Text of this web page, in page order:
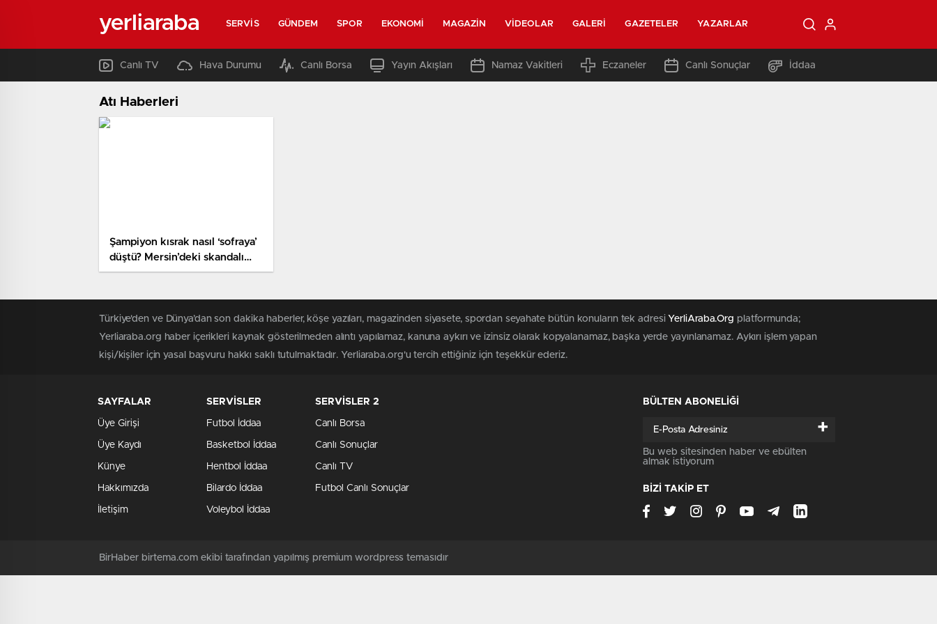
yerliaraba SERVIS GÜNDEM SPOR EKONOMI MAGAZIN VIDEOLAR GALERI GAZETELER YAZARLAR
Canlı TV Hava Durumu Canlı Borsa Yayın Akışları Namaz Vakitleri Eczaneler Canlı Sonuçlar İddaa
Atı Haberleri
Şampiyon kısrak nasıl ‘sofraya’
düştü? Mersin’deki skandalı
atın sahibi anlattı: ‘Hayır
Türkiye'den ve Dünya’dan son dakika haberler, köşe yazıları, magazinden siyasete, spordan seyahate bütün konuların tek adresi YerliAraba.Org platformunda;
Yerliaraba.org haber içerikleri kaynak gösterilmeden alıntı yapılamaz, kanuna aykırı ve izinsiz olarak kopyalanamaz, başka yerde yayınlanamaz. Aykırı işlem yapan
kişi/kişiler için yasal başvuru hakkı saklı tutulmaktadır. Yerliaraba.org'u tercih ettiğiniz için teşekkür ederiz.
SAYFALAR
Üye Girişi
Üye Kaydı
Künye
Hakkımızda
İletişim
SERVİSLER
Futbol İddaa
Basketbol İddaa
Hentbol İddaa
Bilardo İddaa
Voleybol İddaa
SERVİSLER 2
Canlı Borsa
Canlı Sonuçlar
Canlı TV
Futbol Canlı Sonuçlar
BÜLTEN ABONELİĞİ
+
Bu web sitesinden haber ve ebülten
almak istiyorum
BİZİ TAKİP ET
BirHaber birtema.com ekibi tarafından yapılmış premium wordpress temasıdır